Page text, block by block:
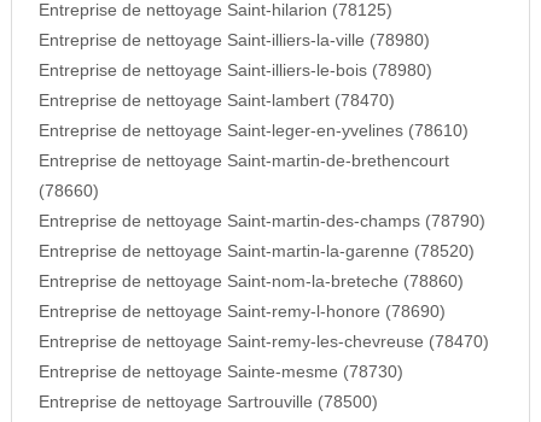
Entreprise de nettoyage Saint-hilarion (78125)
Entreprise de nettoyage Saint-illiers-la-ville (78980)
Entreprise de nettoyage Saint-illiers-le-bois (78980)
Entreprise de nettoyage Saint-lambert (78470)
Entreprise de nettoyage Saint-leger-en-yvelines (78610)
Entreprise de nettoyage Saint-martin-de-brethencourt
(78660)
Entreprise de nettoyage Saint-martin-des-champs (78790)
Entreprise de nettoyage Saint-martin-la-garenne (78520)
Entreprise de nettoyage Saint-nom-la-breteche (78860)
Entreprise de nettoyage Saint-remy-l-honore (78690)
Entreprise de nettoyage Saint-remy-les-chevreuse (78470)
Entreprise de nettoyage Sainte-mesme (78730)
Entreprise de nettoyage Sartrouville (78500)